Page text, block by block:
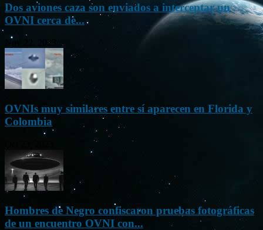
Dos aviones caza son enviados a interceptar un
OVNI cerca de...
Nov 22, 2023
OVNIs muy similares entre sí aparecen en Florida y
Colombia
Hombres de Negro confiscaron pruebas fotográficas
de un encuentro OVNI con...